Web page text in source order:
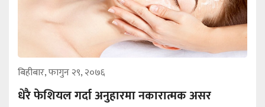
बिहीबार, फागुन २९, २०७६
धेरै फेशियल गर्दा अनुहारमा नकारात्मक असर